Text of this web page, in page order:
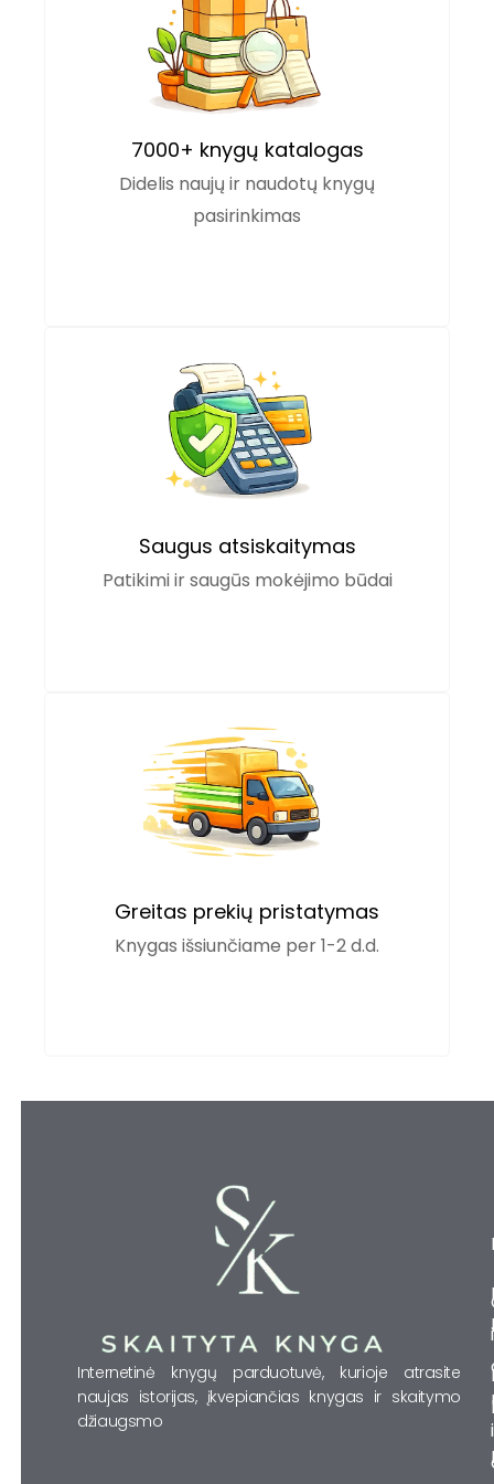
7000+ knygų katalogas
Didelis naujų ir naudotų knygų
pasirinkimas
Saugus atsiskaitymas
Patikimi ir saugūs mokėjimo būdai
Greitas prekių pristatymas
Knygas išsiunčiame per 1-2 d.d.
Internetinė knygų parduotuvė, kurioje atrasite
naujas istorijas, įkvepiančias knygas ir skaitymo
džiaugsmo